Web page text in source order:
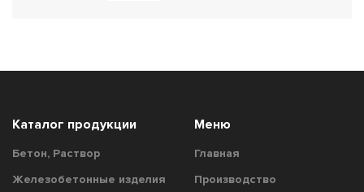
Каталог продукции
Бетон, Раствор
Железобетонные изделия
Меню
Главная
Производство